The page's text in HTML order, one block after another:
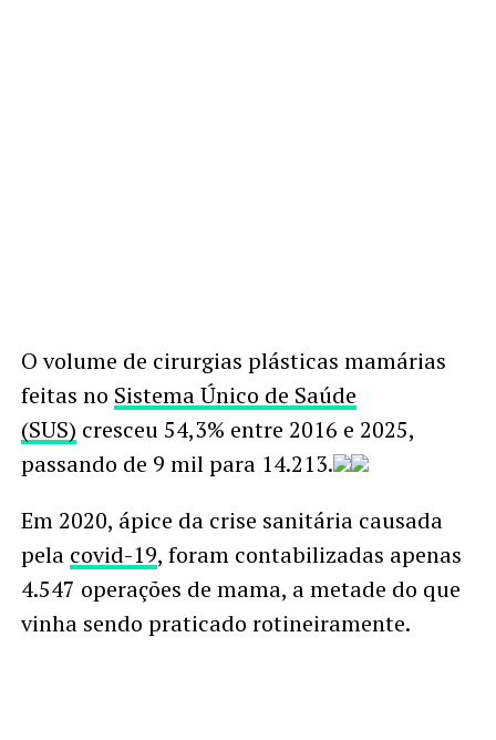
O volume de cirurgias plásticas mamárias
feitas no Sistema Único de Saúde
(SUS) cresceu 54,3% entre 2016 e 2025,
passando de 9 mil para 14.213.
Em 2020, ápice da crise sanitária causada
pela covid-19, foram contabilizadas apenas
4.547 operações de mama, a metade do que
vinha sendo praticado rotineiramente.